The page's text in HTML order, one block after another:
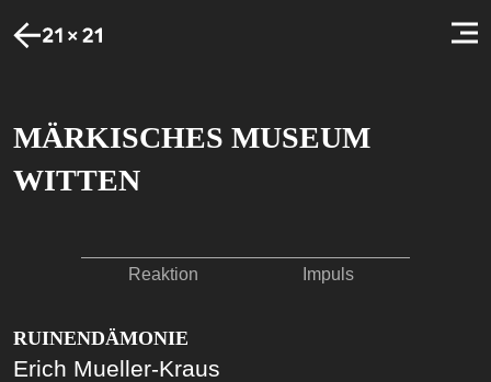
MÄRKISCHES MUSEUM
WITTEN
Reaktion Impuls
RUINENDÄMONIE
Erich Mueller-Kraus